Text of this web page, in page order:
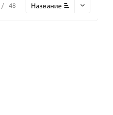
/ 48 Название